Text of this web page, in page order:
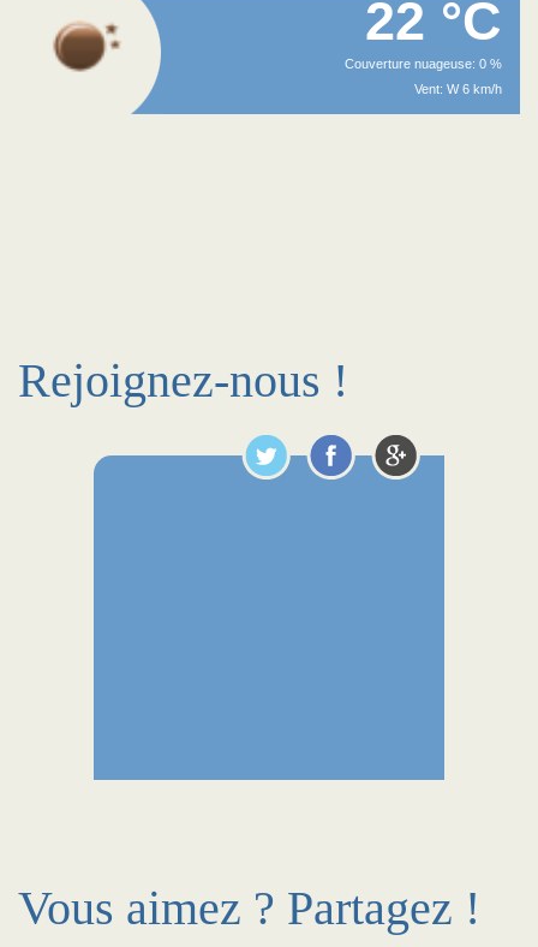
22 °C
Couverture nuageuse: 0 %
Vent: W 6 km/h
Rejoignez-nous !
Vous aimez ? Partagez !